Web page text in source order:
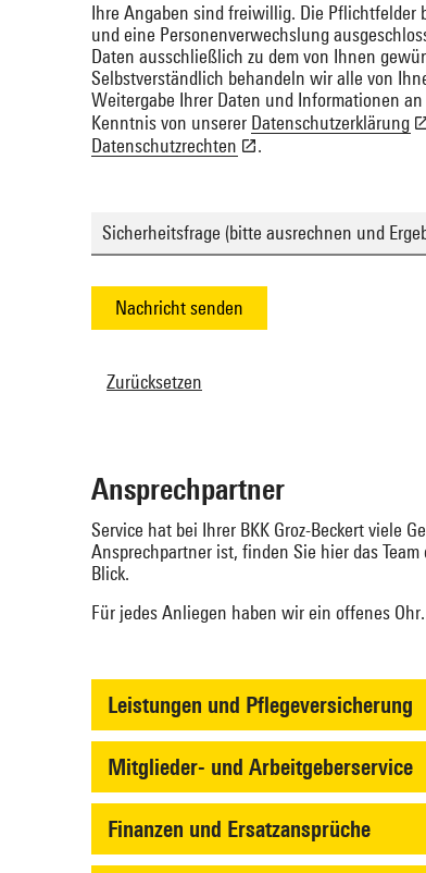
Ihre Angaben sind freiwillig. Die Pflichtfelder
und eine Personenverwechslung
Daten ausschließlich zu dem von Ihnen
Selbstverständlich behandeln wir alle von
Weitergabe Ihrer Daten und Informationen
Kenntnis von unserer Datenschutzerklärung
Datenschutzrechten
.
Sicherheitsfrage (bitte ausrechnen und
Ansprechpartner
Service hat bei Ihrer BKK Groz-Beckert viele
Ansprechpartner ist, finden Sie hier das
Blick.
Für jedes Anliegen haben wir ein offenes Ohr.
Leistungen und Pflegeversicherung
Mitglieder- und Arbeitgeberservice
Finanzen und Ersatzansprüche